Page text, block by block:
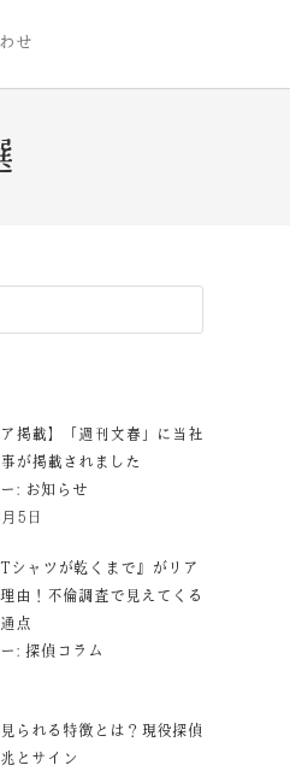
せ
ア掲載】「週刊文春」に当社
が掲載されました
: お知らせ
5日
Tシャツが乾くまで』がリア
由！不倫調査で見えてくる
点
: 探偵コラム
られる特徴とは？現役探偵
とサイン